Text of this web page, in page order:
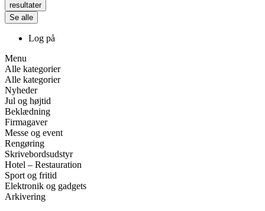
resultater
Se alle
Log på
Menu
Alle kategorier
Alle kategorier
Nyheder
Jul og højtid
Beklædning
Firmagaver
Messe og event
Rengøring
Skrivebordsudstyr
Hotel – Restauration
Sport og fritid
Elektronik og gadgets
Arkivering